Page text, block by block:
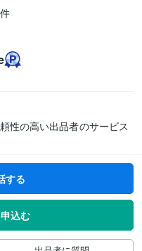
件
性の高い出品者のサービス
する
込む